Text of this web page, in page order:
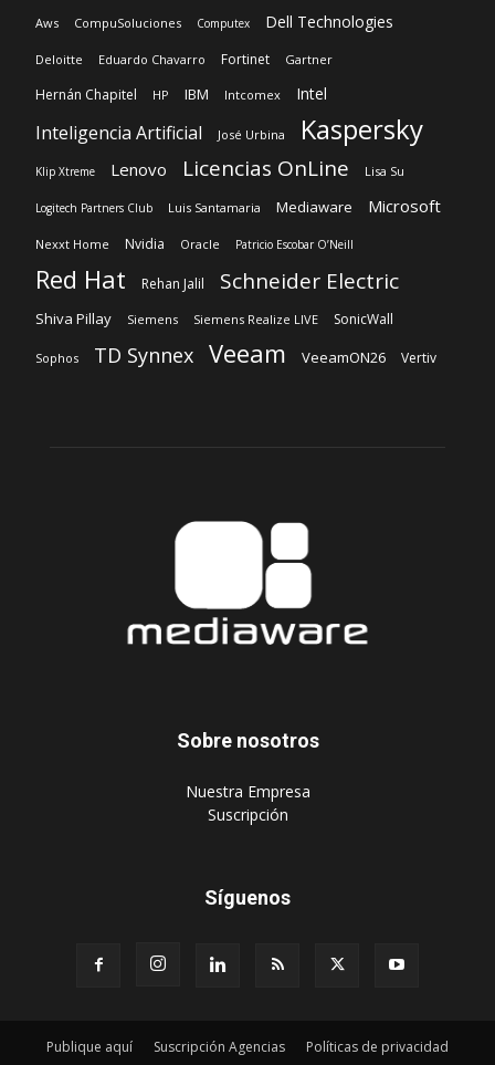
Aws CompuSoluciones Computex Dell Technologies
Deloitte Eduardo Chavarro Fortinet Gartner
Hernán Chapitel HP IBM Intcomex Intel
Inteligencia Artificial José Urbina Kaspersky
Klip Xtreme Lenovo Licencias OnLine Lisa Su
Logitech Partners Club Luis Santamaria Mediaware Microsoft
Nexxt Home Nvidia Oracle Patricio Escobar O’Neill
Red Hat Rehan Jalil Schneider Electric
Shiva Pillay Siemens Siemens Realize LIVE SonicWall
Sophos TD Synnex Veeam VeeamON26 Vertiv
Sobre nosotros
‎Nuestra Empresa
‎Suscripción
Síguenos
Publique aquí Suscripción Agencias Políticas de privacidad